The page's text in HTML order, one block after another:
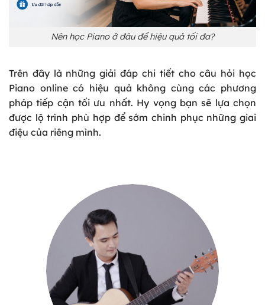
Nên học Piano ở đâu để hiệu quả tối đa?
Trên đây là những giải đáp chi tiết cho câu hỏi học
Piano online có hiệu quả không cùng các phương
pháp tiếp cận tối ưu nhất. Hy vọng bạn sẽ lựa chọn
được lộ trình phù hợp để sớm chinh phục những giai
điệu của riêng mình.